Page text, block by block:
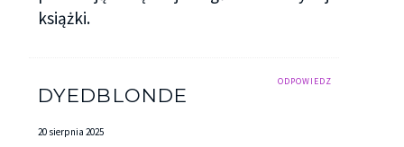
książki.
ODPOWIEDZ
DYEDBLONDE
20 sierpnia 2025